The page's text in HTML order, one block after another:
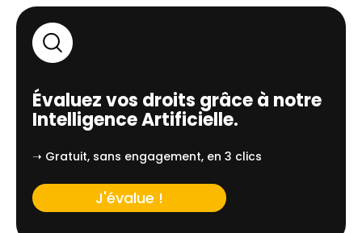
Évaluez vos droits grâce à notre
Intelligence Artificielle.
➝ Gratuit, sans engagement, en 3 clics
J'évalue !